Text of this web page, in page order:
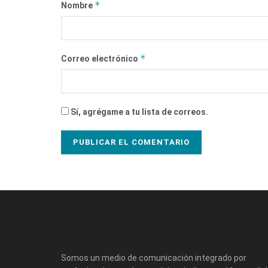
Nombre *
Correo electrónico *
Sí, agrégame a tu lista de correos.
Somos un medio de comunicación integrado por